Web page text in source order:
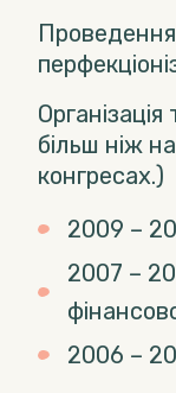
Проведення
більш ніж
конгресах.)
2009 –
2007 –
2006 –